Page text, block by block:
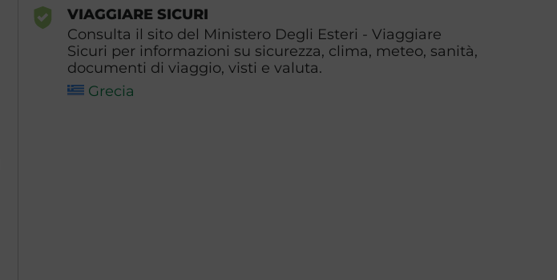
VIAGGIARE SICURI
Consulta il sito del Ministero Degli Esteri - Viaggiare
Sicuri per informazioni su sicurezza, clima, meteo, sanità,
documenti di viaggio, visti e valuta.
Grecia